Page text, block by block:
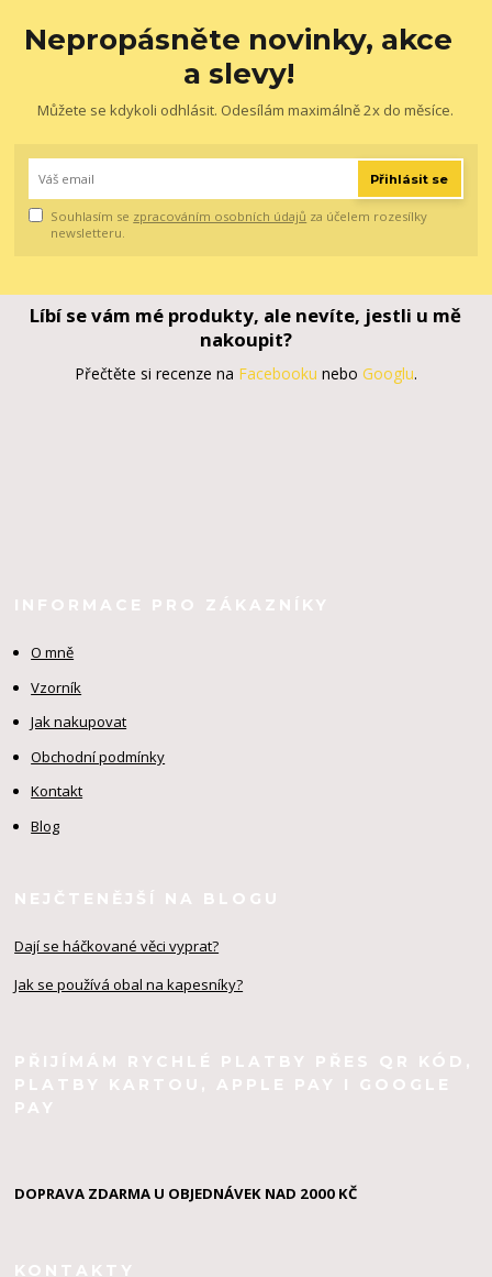
Nepropásněte novinky, akce
a slevy!
Můžete se kdykoli odhlásit. Odesílám maximálně 2x do měsíce.
Přihlásit se
Souhlasím se zpracováním osobních údajů za účelem rozesílky
newsletteru.
Líbí se vám mé produkty, ale nevíte, jestli u mě
nakoupit?
Přečtěte si recenze na Facebooku nebo Googlu.
INFORMACE PRO ZÁKAZNÍKY
O mně
Vzorník
Jak nakupovat
Obchodní podmínky
Kontakt
Blog
NEJČTENĚJŠÍ NA BLOGU
Dají se háčkované věci vyprat?
Jak se používá obal na kapesníky?
PŘIJÍMÁM RYCHLÉ PLATBY PŘES QR KÓD,
PLATBY KARTOU, APPLE PAY I GOOGLE
PAY
DOPRAVA ZDARMA U OBJEDNÁVEK NAD 2000 KČ
KONTAKTY